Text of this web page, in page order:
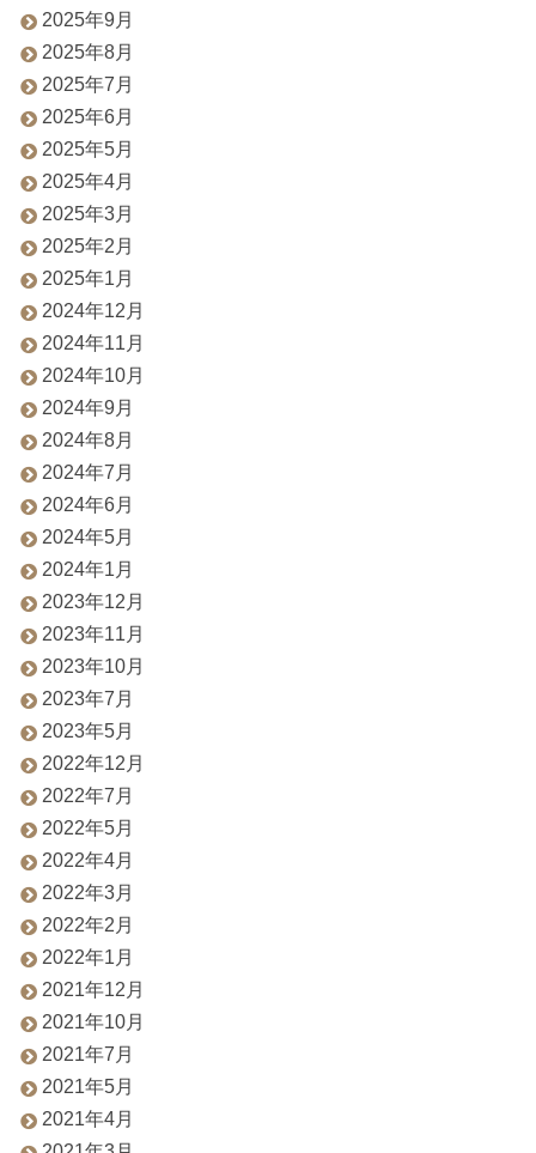
2025年9月
2025年8月
2025年7月
2025年6月
2025年5月
2025年4月
2025年3月
2025年2月
2025年1月
2024年12月
2024年11月
2024年10月
2024年9月
2024年8月
2024年7月
2024年6月
2024年5月
2024年1月
2023年12月
2023年11月
2023年10月
2023年7月
2023年5月
2022年12月
2022年7月
2022年5月
2022年4月
2022年3月
2022年2月
2022年1月
2021年12月
2021年10月
2021年7月
2021年5月
2021年4月